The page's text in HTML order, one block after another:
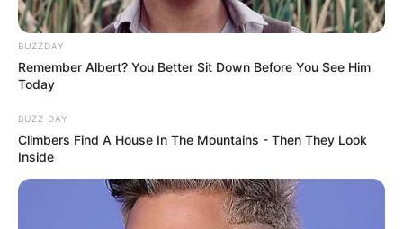
BUZZDAY
Remember Albert? You Better Sit Down Before You See Him
Today
BUZZ DAY
Climbers Find A House In The Mountains - Then They Look
Inside